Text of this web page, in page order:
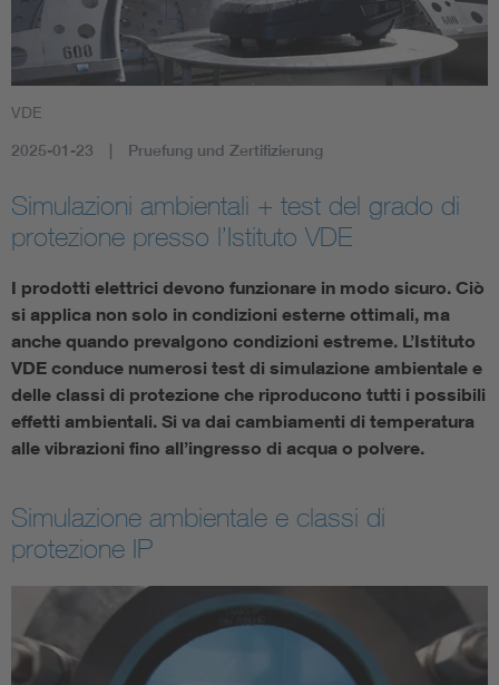
VDE
2025-01-23 Pruefung und Zertifizierung
Simulazioni ambientali + test del grado di
protezione presso l’Istituto VDE
I prodotti elettrici devono funzionare in modo sicuro. Ciò
si applica non solo in condizioni esterne ottimali, ma
anche quando prevalgono condizioni estreme. L’Istituto
VDE conduce numerosi test di simulazione ambientale e
delle classi di protezione che riproducono tutti i possibili
effetti ambientali. Si va dai cambiamenti di temperatura
alle vibrazioni fino all’ingresso di acqua o polvere.
Simulazione ambientale e classi di
protezione IP